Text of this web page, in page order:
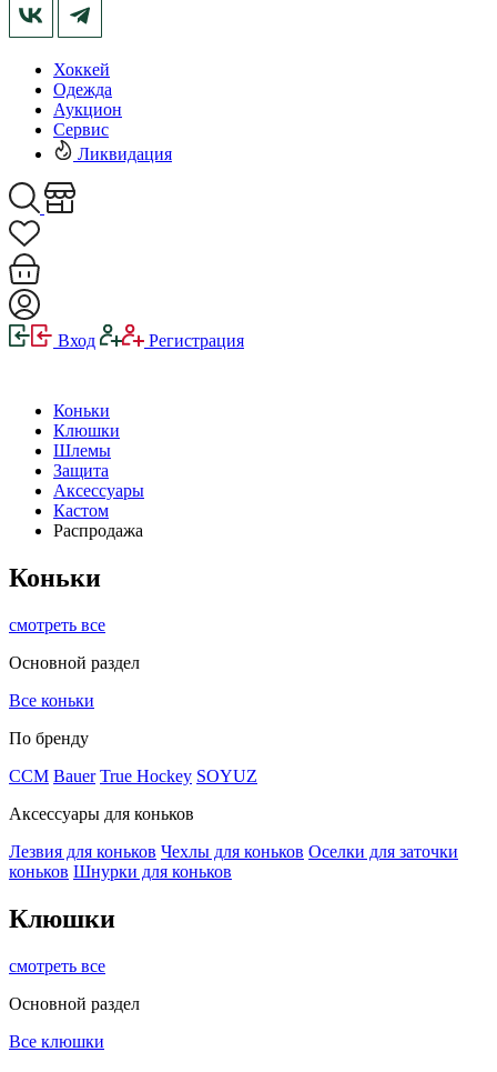
Хоккей
Одежда
Аукцион
Сервис
Ликвидация
Вход Регистрация
Коньки
Клюшки
Шлемы
Защита
Аксессуары
Кастом
Распродажа
Коньки
смотреть все
Основной раздел
Все коньки
По бренду
ССМ Bauer True Hockey SOYUZ
Аксессуары для коньков
Лезвия для коньков Чехлы для коньков Оселки для заточки
коньков Шнурки для коньков
Клюшки
смотреть все
Основной раздел
Все клюшки